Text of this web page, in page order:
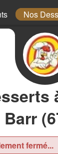
Nos
fermé...